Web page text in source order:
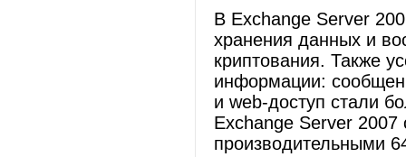
В Exchange Server
хранения данных и
криптования. Также
информации:
и web-доступ стали
Exchange Server 2007
производительными